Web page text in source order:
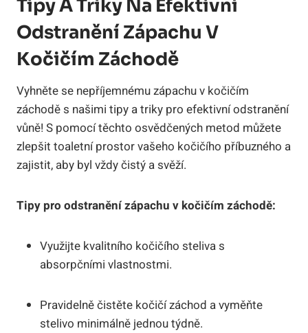
Tipy A Triky Na Efektivní
Odstranění Zápachu V
Kočičím Záchodě
Vyhněte se nepříjemnému zápachu v kočičím
záchodě s našimi tipy a triky pro efektivní odstranění
vůně! S pomocí těchto osvědčených metod můžete
zlepšit toaletní prostor vašeho kočičího příbuzného a
zajistit, aby byl vždy čistý a svěží.
Tipy pro odstranění zápachu v kočičím záchodě:
Využijte kvalitního kočičího steliva s
absorpčními vlastnostmi.
Pravidelně čistěte kočičí záchod a vyměňte
stelivo minimálně jednou týdně.